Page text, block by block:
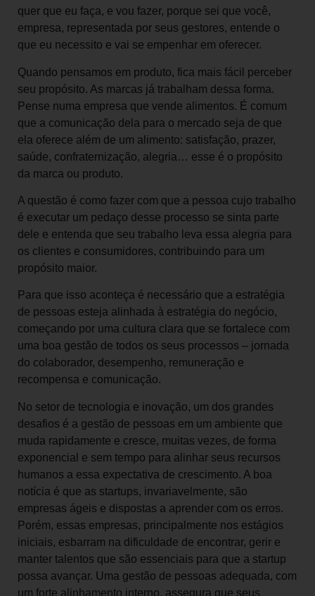
quer que eu faça, e vou fazer, porque sei que você,
empresa, representada por seus gestores, entende o
que eu necessito e vai se empenhar em oferecer.
Quando pensamos em produto, fica mais fácil perceber
seu propósito. As marcas já trabalham dessa forma.
Pense numa empresa que vende alimentos. É comum
que a comunicação dela para o mercado seja de que
ela oferece além de um alimento: satisfação, prazer,
saúde, confraternização, alegria… esse é o propósito
da marca ou produto.
A questão é como fazer com que a pessoa cujo trabalho
é executar um pedaço desse processo se sinta parte
dele e entenda que seu trabalho leva essa alegria para
os clientes e consumidores, contribuindo para um
propósito maior.
Para que isso aconteça é necessário que a estratégia
de pessoas esteja alinhada à estratégia do negócio,
começando por uma cultura clara que se fortalece com
uma boa gestão de todos os seus processos – jornada
do colaborador, desempenho, remuneração e
recompensa e comunicação.
No setor de tecnologia e inovação, um dos grandes
desafios é a gestão de pessoas em um ambiente que
muda rapidamente e cresce, muitas vezes, de forma
exponencial e sem tempo para alinhar seus recursos
humanos a essa expectativa de crescimento. A boa
notícia é que as startups, invariavelmente, são
empresas ágeis e dispostas a aprender com os erros.
Porém, essas empresas, principalmente nos estágios
iniciais, esbarram na dificuldade de encontrar, gerir e
manter talentos que são essenciais para que a startup
possa avançar. Uma gestão de pessoas adequada, com
um forte alinhamento interno, assegura que seus